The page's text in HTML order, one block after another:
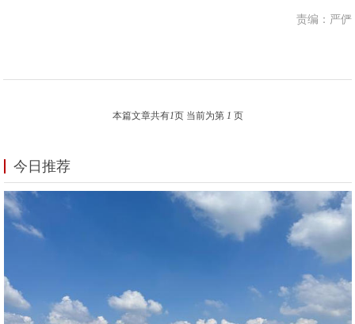
责编：严俨
本篇文章共有1页 当前为第 1 页
今日推荐